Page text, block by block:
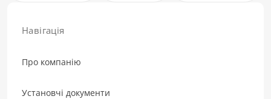
Навігація
Про компанію
Установчі документи